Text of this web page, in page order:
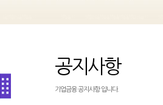
공지사항
기업금융 공지사항 입니다.